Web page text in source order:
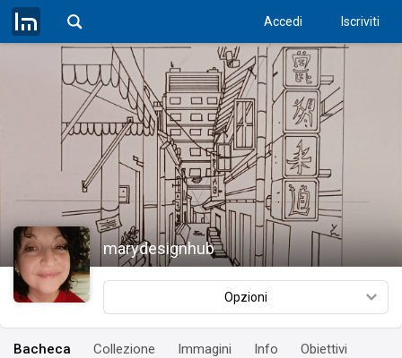
Accedi Iscriviti
marydesignhub
Opzioni
Bacheca Collezione Immagini Info Obiettivi